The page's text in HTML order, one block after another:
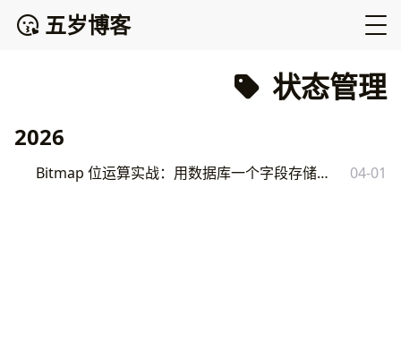
五岁博客
状态管理
2026
Bitmap 位运算实战：用数据库一个字段存储多种组合状态 04-01